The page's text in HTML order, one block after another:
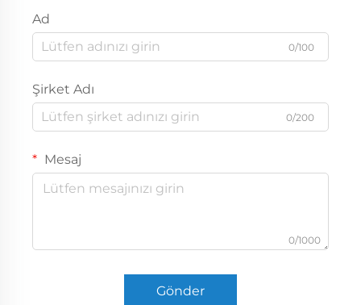
Ad
0/100
Şirket Adı
0/200
Mesaj
0/1000
Gönder